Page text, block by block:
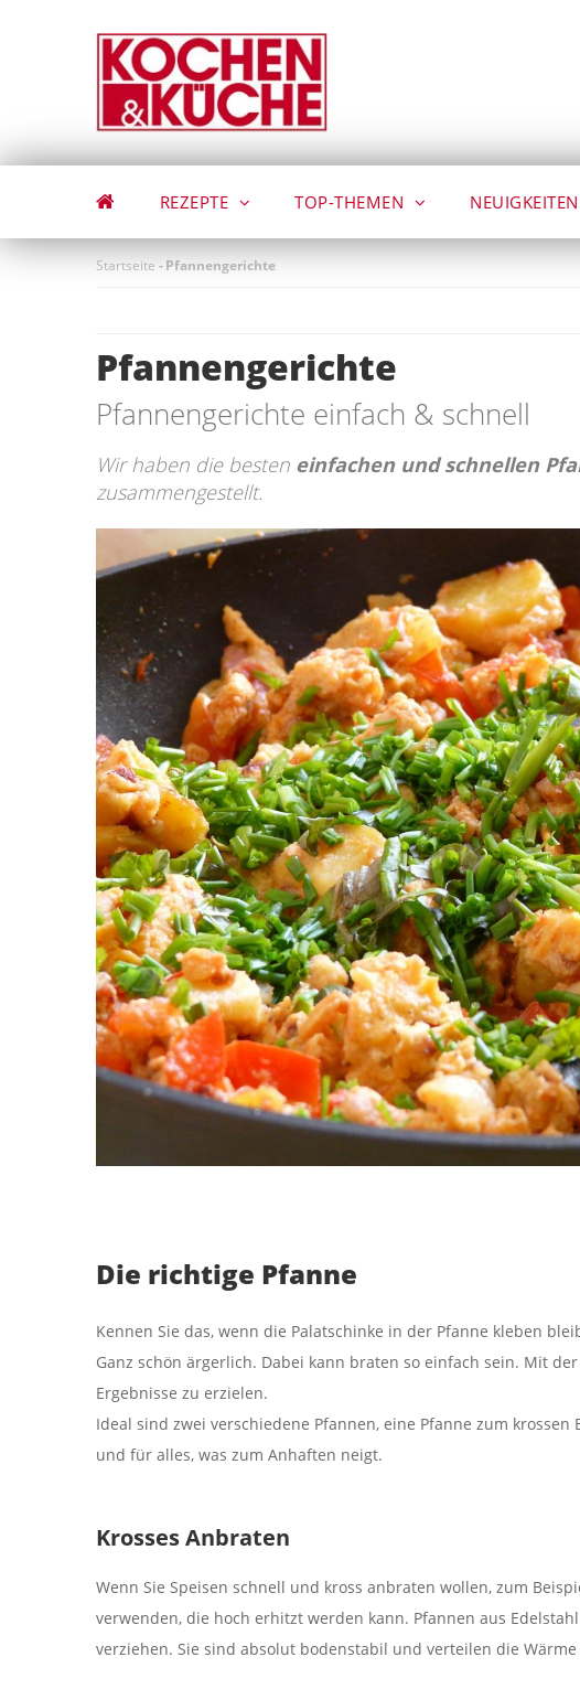
REZEPTE TOP-THEMEN NEUIGKEITEN
Startseite -Pfannengerichte
Pfannengerichte
Pfannengerichte einfach & schnell
Wir haben die besten einfachen und schnellen
zusammengestellt.
Die richtige Pfanne
Kennen Sie das, wenn die Palatschinke in der Pfanne kleben
Ganz schön ärgerlich. Dabei kann braten so einfach sein. Mit
Ergebnisse zu erzielen.
Ideal sind zwei verschiedene Pfannen, eine Pfanne zum
und für alles, was zum Anhaften neigt.
Krosses Anbraten
Wenn Sie Speisen schnell und kross anbraten wollen, zum
verwenden, die hoch erhitzt werden kann. Pfannen aus
verziehen. Sie sind absolut bodenstabil und verteilen die